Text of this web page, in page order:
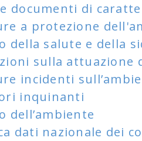
documenti di
a protezione
della salute e della
sulla attuazione
incidenti
inquinanti
dell’ambiente
dati nazionale dei